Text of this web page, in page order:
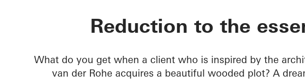
Private home
Reduction to the
What do you get when a client who is inspired by the
van der Rohe acquires a beautiful wooded plot? A